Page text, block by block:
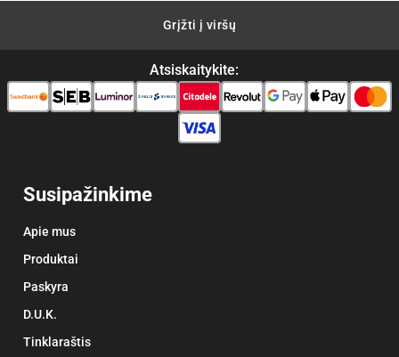
Grįžti į viršų
Atsiskaitykite:
Susipažinkime
Apie mus
Produktai
Paskyra
D.U.K.
Tinklaraštis